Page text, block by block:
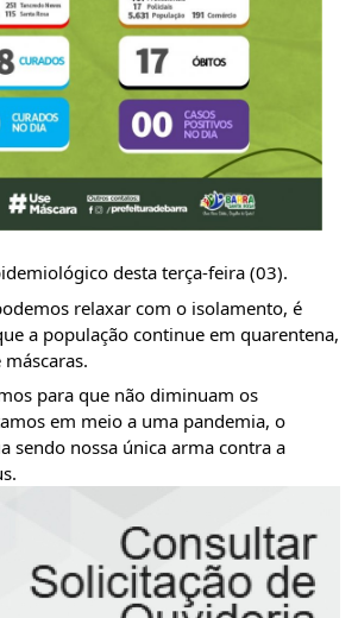
desta terça-feira (03).
relaxar com o isolamento, é
a população continue em quarentena,
para que não diminuam os
em meio a uma pandemia, o
sendo nossa única arma contra a